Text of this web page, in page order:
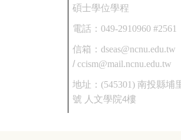
碩士學位學程
電話： 049-2910960 #2561
信箱： dseas@ncnu.edu.tw
/ ccism@mail.ncnu.edu.tw
地址： (545301) 南投縣埔
號 人文學院4樓